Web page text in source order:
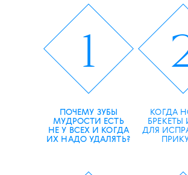
1
ПОЧЕМУ ЗУБЫ
МУДРОСТИ ЕСТЬ
НЕ У ВСЕХ И КОГДА
ИХ НАДО УДАЛЯТЬ?
КОГДА
БРЕКЕТЫ
ДЛЯ